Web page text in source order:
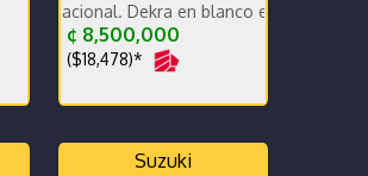
ganga, financiamos
estado extras
Dekra en blanco exc estado carrocería y
¢ 8,500,000
($18,478)*
Suzuki